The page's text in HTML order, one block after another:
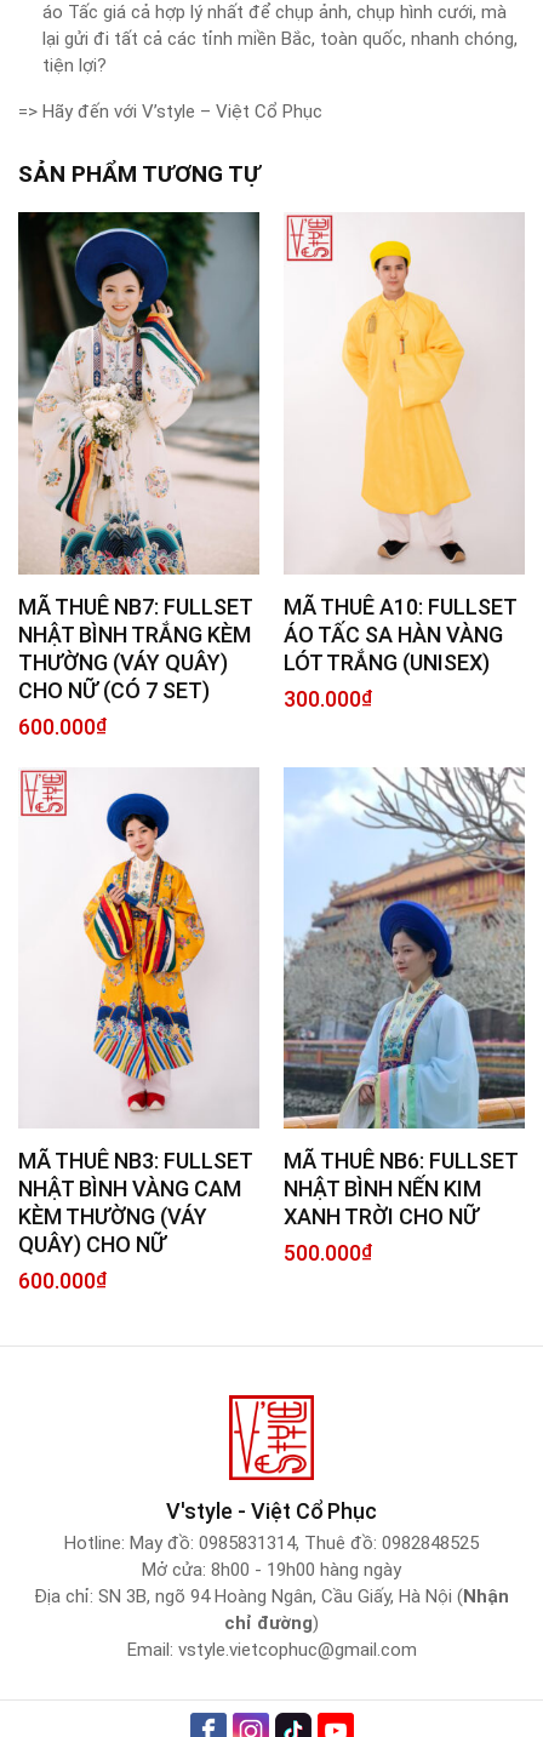
áo Tấc giá cả hợp lý nhất để chụp ảnh, chụp hình cưới, mà
lại gửi đi tất cả các tỉnh miền Bắc, toàn quốc, nhanh chóng,
tiện lợi?
=> Hãy đến với V’style – Việt Cổ Phục
SẢN PHẨM TƯƠNG TỰ
MÃ THUÊ NB7: FULLSET
NHẬT BÌNH TRẮNG KÈM
THƯỜNG (VÁY QUÂY)
CHO NỮ (CÓ 7 SET)
600.000₫
MÃ THUÊ A10: FULLSET
ÁO TẤC SA HÀN VÀNG
LÓT TRẮNG (UNISEX)
300.000₫
MÃ THUÊ NB3: FULLSET
NHẬT BÌNH VÀNG CAM
KÈM THƯỜNG (VÁY
QUÂY) CHO NỮ
600.000₫
MÃ THUÊ NB6: FULLSET
NHẬT BÌNH NẾN KIM
XANH TRỜI CHO NỮ
500.000₫
V'style - Việt Cổ Phục
Hotline: May đồ: 0985831314, Thuê đồ: 0982848525
Mở cửa: 8h00 - 19h00 hàng ngày
Địa chỉ: SN 3B, ngõ 94 Hoàng Ngân, Cầu Giấy, Hà Nội (Nhận
chỉ đường)
Email: vstyle.vietcophuc@gmail.com